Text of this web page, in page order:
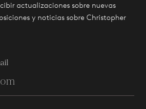
actualizaciones sobre nuevas
y noticias sobre Christopher